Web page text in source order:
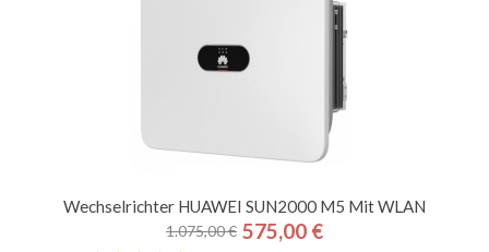
Wechselrichter HUAWEI SUN2000 M5 Mit WLAN
Regulärer
1.075,00 € Preis
575,00 €